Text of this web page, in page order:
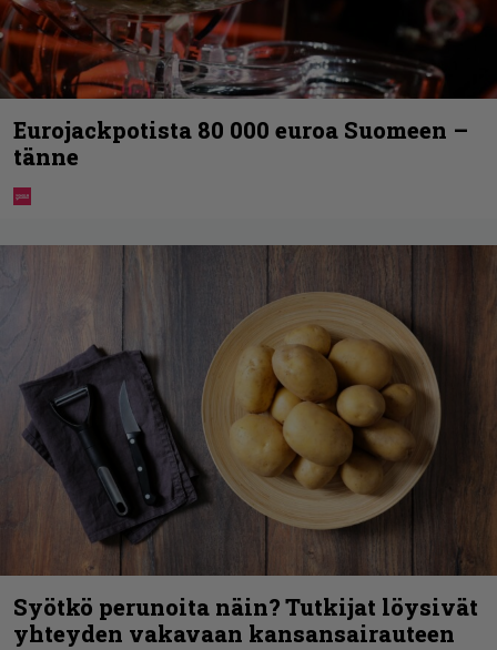
Eurojackpotista 80 000 euroa Suomeen –
tänne
Syötkö perunoita näin? Tutkijat löysivät
yhteyden vakavaan kansansairauteen